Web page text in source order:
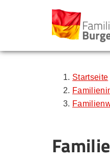
Zum Inhalt
Zum Menü
Startseite